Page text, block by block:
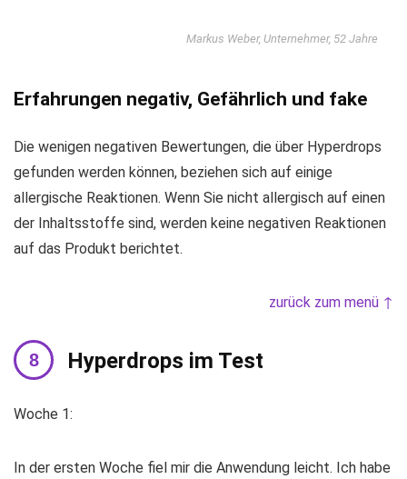
Markus Weber, Unternehmer, 52 Jahre
Erfahrungen negativ, Gefährlich und fake
Die wenigen negativen Bewertungen, die über Hyperdrops
gefunden werden können, beziehen sich auf einige
allergische Reaktionen. Wenn Sie nicht allergisch auf einen
der Inhaltsstoffe sind, werden keine negativen Reaktionen
auf das Produkt berichtet.
zurück zum menü ↑
Hyperdrops im Test
Woche 1:
In der ersten Woche fiel mir die Anwendung leicht. Ich habe